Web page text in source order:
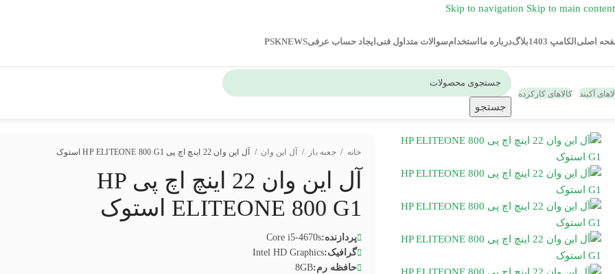
Skip to navigation Skip to main content
اصلیالکامپ 1403 بلاگدرباره مااستخدامسوالات متداول فنیایجاد حساب عرفیPSKNEWS
آکبند کالاهای کارکرده
جستجو
خانه / جعبه باز / آل این وان / آل این وان 22 اینچ اچ پی HP ELITEONE 800 G1 استوک
آل این وان 22 اینچ اچ پی HP
ELITEONE 800 G1 استوک
پردازنده:Core i5-4670s
گرافیک:Intel HD Graphics
حافظه رم:8GB